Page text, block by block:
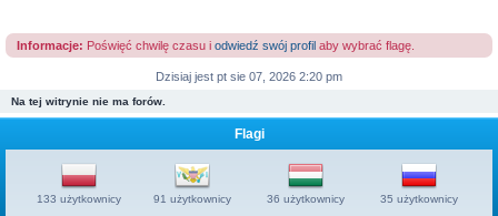
Informacje: Poświęć chwilę czasu i odwiedź swój profil aby wybrać flagę.
Dzisiaj jest pt sie 07, 2026 2:20 pm
Na tej witrynie nie ma forów.
Flagi
133 użytkownicy 91 użytkownicy 36 użytkownicy 35 użytkownicy